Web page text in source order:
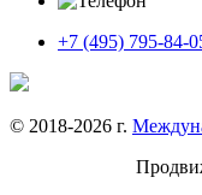
+7 (495) 795-84-
© 2018-2026 г.